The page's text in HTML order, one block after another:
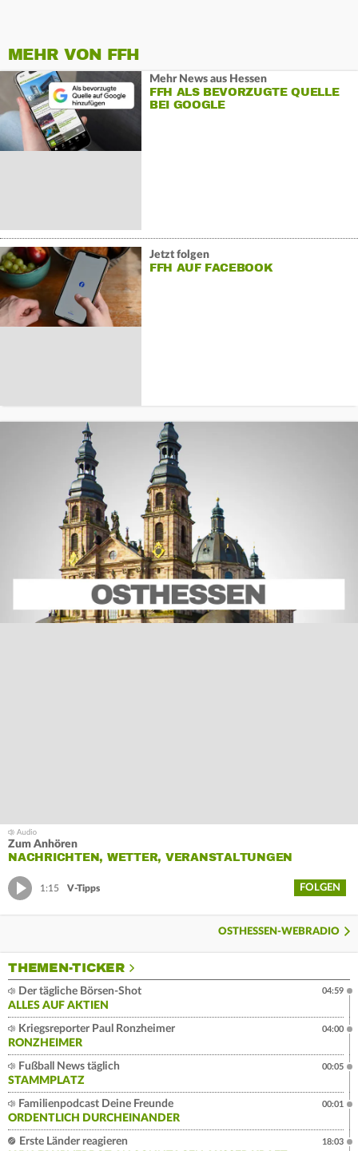
MEHR VON FFH
Mehr News aus Hessen
FFH ALS BEVORZUGTE QUELLE
BEI GOOGLE
Jetzt folgen
FFH AUF FACEBOOK
Zum Anhören
NACHRICHTEN, WETTER, VERANSTALTUNGEN
1:15 V-Tipps FOLGEN
OSTHESSEN-WEBRADIO
THEMEN-TICKER
Der tägliche Börsen-Shot
ALLES AUF AKTIEN
04:59
Kriegsreporter Paul Ronzheimer
RONZHEIMER
04:00
Fußball News täglich
STAMMPLATZ
00:05
Familienpodcast Deine Freunde
ORDENTLICH DURCHEINANDER
00:01
Erste Länder reagieren
18:03